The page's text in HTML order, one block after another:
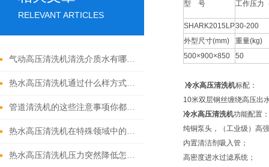
RELEVANT ARTICLES
气动高压清洗机清洗介质水有哪些优点
热水高压清洗机通过什么样方式来实现增压呢
管道清洗机的这些注意事项你都落实到位了吗
热水高压清洗机在特殊领域中的应用
热水高压清洗机压力突然降低怎么回事
型 号 工作压力
SHARK2015LP30-200
外型尺寸(mm)
重量(kg)
500×900×850
50
冷水高压清洗机标配：
10米双层钢丝缠绕高压出
冷水高压清洗机功能配置：
纯铜泵头，（工业级）高
内置清洁剂吸入管；
高密度进水过滤系统；